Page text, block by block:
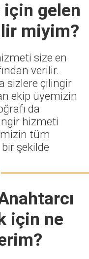
gelen
miyim?
size en
verilir.
sizlere çilingir
ekip üyemizin
da
hizmeti
tüm
şekilde
için ne